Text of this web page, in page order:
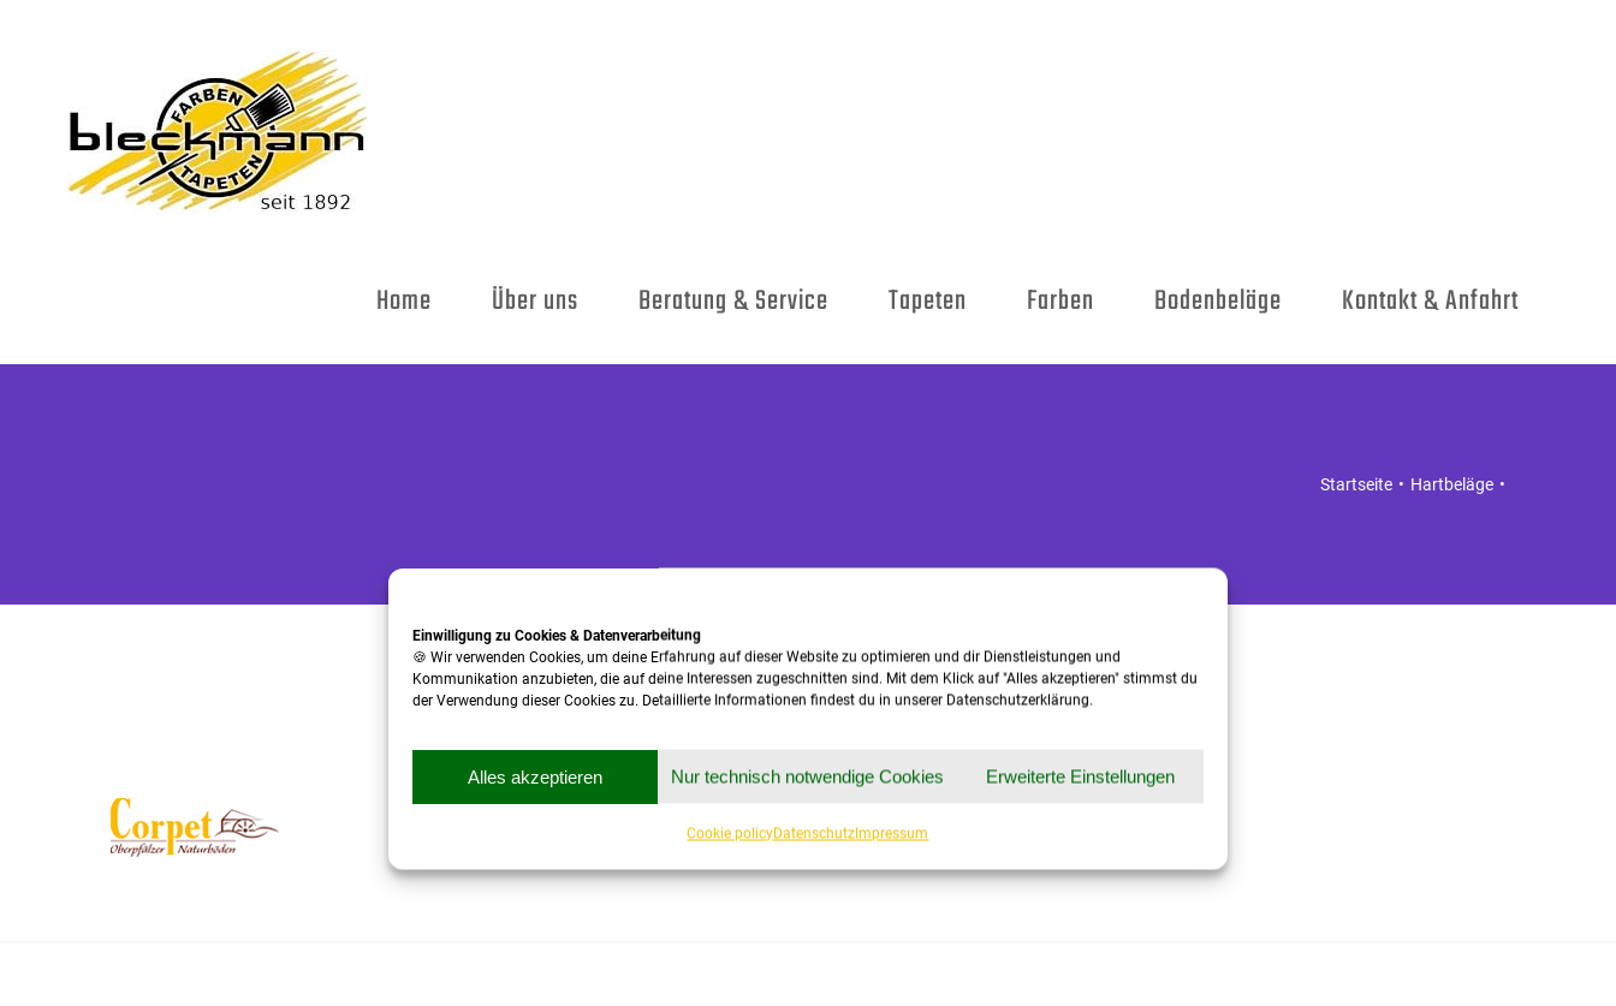
Einwilligung zu Cookies & Datenverarbeitung
🍪 Wir verwenden Cookies, um deine Erfahrung auf dieser Website zu optimieren und dir Dienstleistungen und
Kommunikation anzubieten, die auf deine Interessen zugeschnitten sind. Mit dem Klick auf "Alles akzeptieren" stimmst du
der Verwendung dieser Cookies zu. Detaillierte Informationen findest du in unserer Datenschutzerklärung.
Alles akzeptieren Nur technisch notwendige Cookies Erweiterte Einstellungen
Cookie policyDatenschutzImpressum
Home Über uns Beratung & Service Tapeten Farben Bodenbeläge Kontakt & Anfahrt
Startseite Hartbeläge